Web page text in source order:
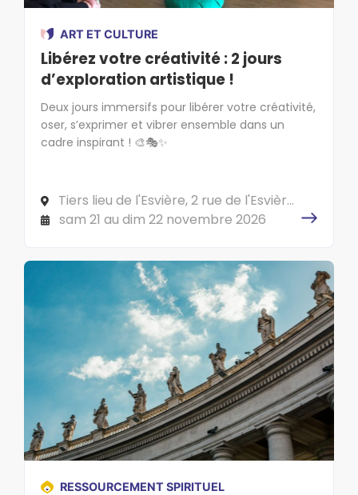
ART ET CULTURE
Libérez votre créativité : 2 jours
d’exploration artistique !
Deux jours immersifs pour libérer votre créativité,
oser, s’exprimer et vibrer ensemble dans un
cadre inspirant ! 🎨🎭✨
Tiers lieu de l'Esvière, 2 rue de l'Esvière,
49000 ANGERS
sam 21 au dim 22 novembre 2026
RESSOURCEMENT SPIRITUEL